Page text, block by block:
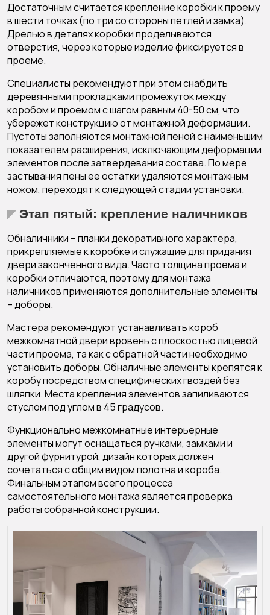
Достаточным считается крепление коробки к проему
в шести точках (по три со стороны петлей и замка).
Дрелью в деталях коробки проделываются
отверстия, через которые изделие фиксируется в
проеме.
Специалисты рекомендуют при этом снабдить
деревянными прокладками промежуток между
коробом и проемом с шагом равным 40-50 см, что
убережет конструкцию от монтажной деформации.
Пустоты заполняются монтажной пеной с наименьшим
показателем расширения, исключающим деформации
элементов после затвердевания состава. По мере
застывания пены ее остатки удаляются монтажным
ножом, переходят к следующей стадии установки.
Этап пятый: крепление наличников
Обналичники – планки декоративного характера,
прикрепляемые к коробке и служащие для придания
двери законченного вида. Часто толщина проема и
коробки отличаются, поэтому для монтажа
наличников применяются дополнительные элементы
– доборы.
Мастера рекомендуют устанавливать короб
межкомнатной двери вровень с плоскостью лицевой
части проема, та как с обратной части необходимо
установить доборы. Обналичные элементы крепятся к
коробу посредством специфических гвоздей без
шляпки. Места крепления элементов запиливаются
стуслом под углом в 45 градусов.
Функционально межкомнатные интерьерные
элементы могут оснащаться ручками, замками и
другой фурнитурой, дизайн которых должен
сочетаться с общим видом полотна и короба.
Финальным этапом всего процесса
самостоятельного монтажа является проверка
работы собранной конструкции.